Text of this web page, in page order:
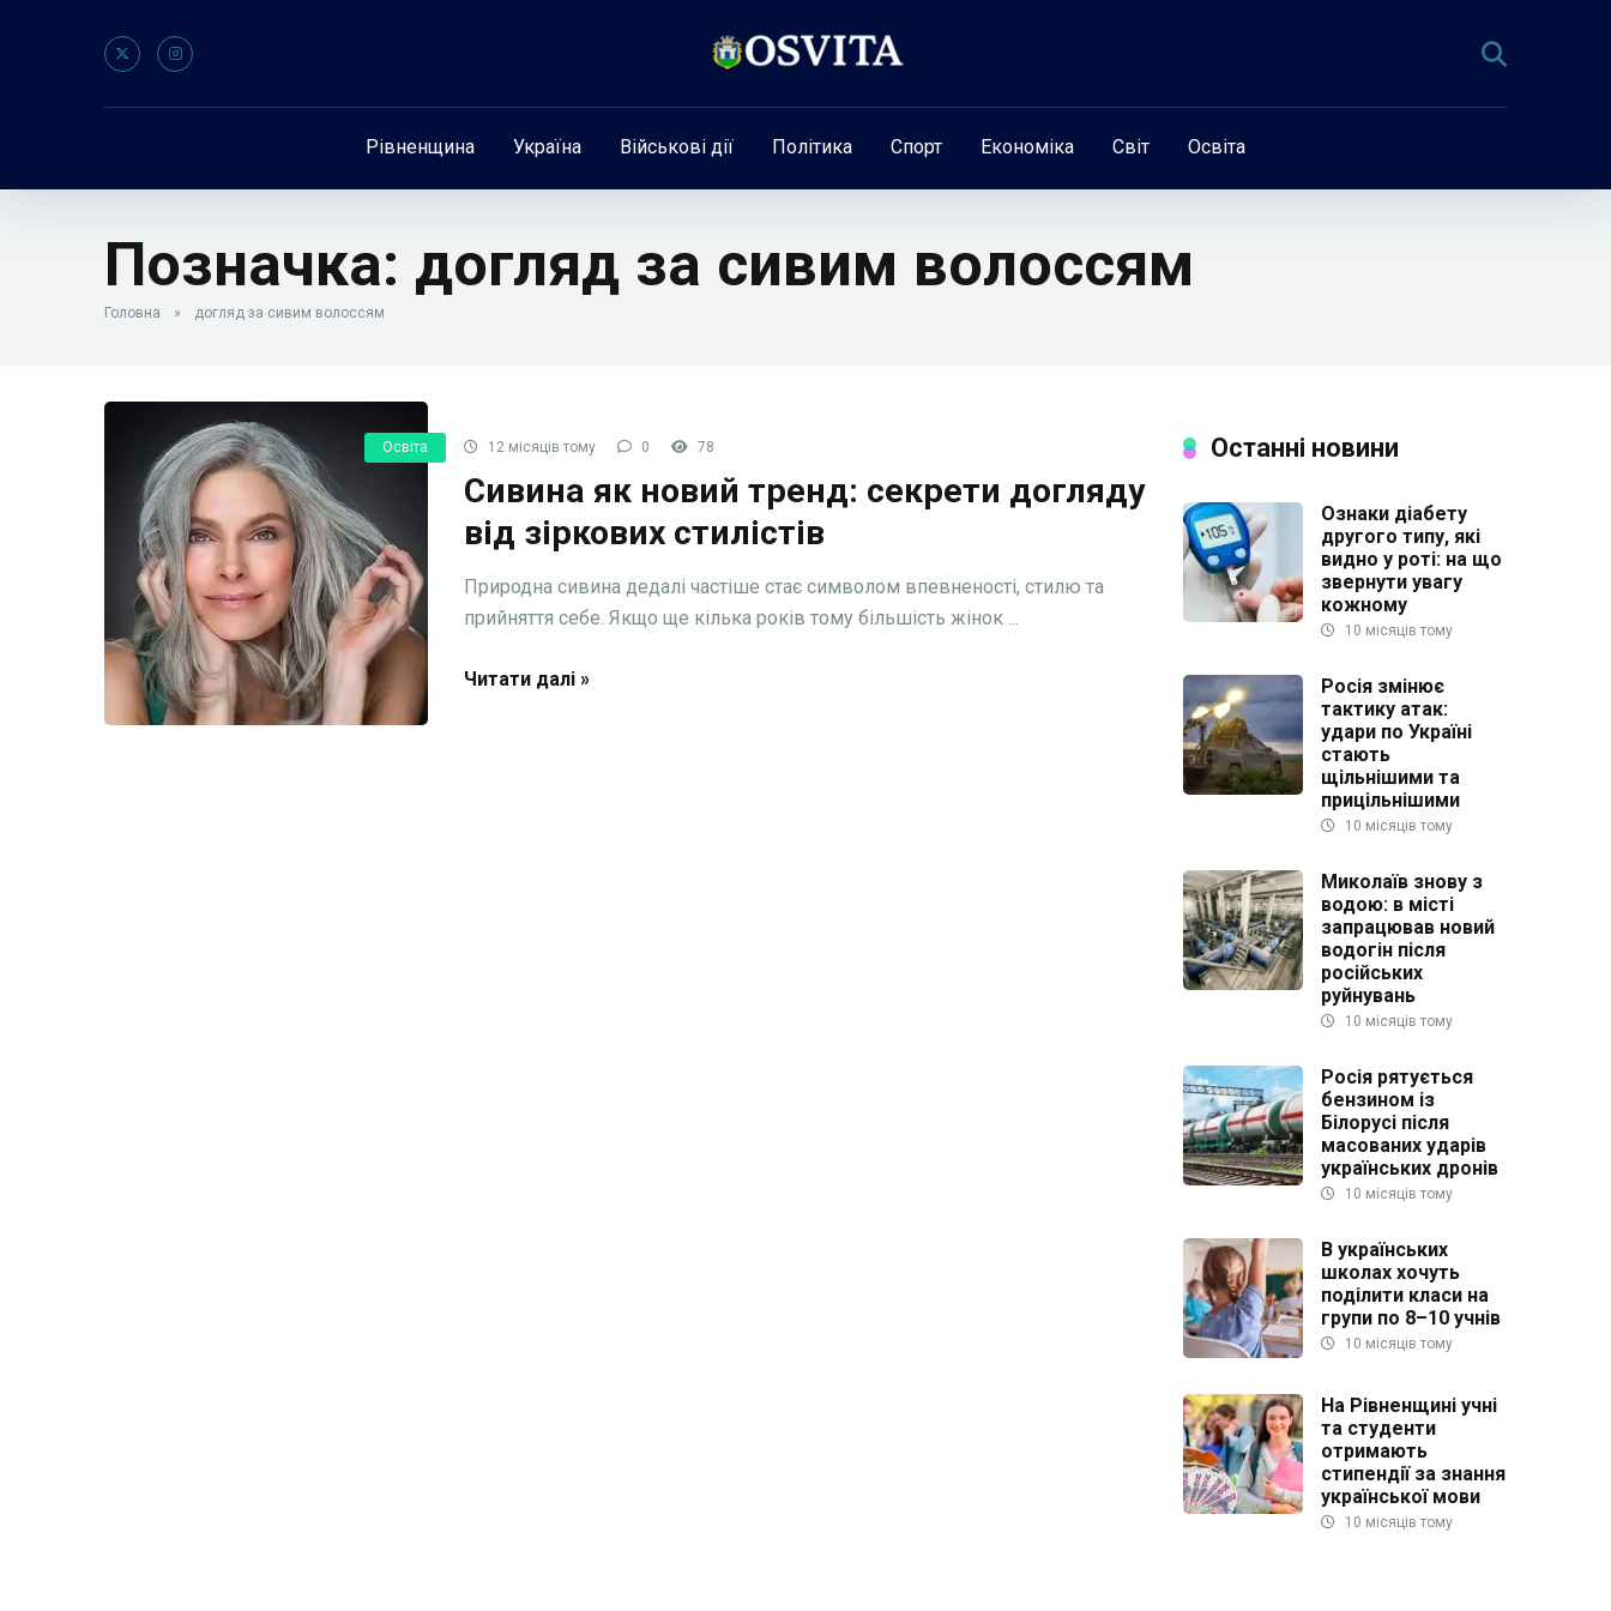
Рівненщина Україна Військові дії Політика Спорт Економіка Світ Освіта
Позначка: догляд за сивим волоссям
Головна » догляд за сивим волоссям
Освіта 12 місяців тому 0 78
Сивина як новий тренд: секрети догляду
від зіркових стилістів
Природна сивина дедалі частіше стає символом впевненості, стилю та
прийняття себе. Якщо ще кілька років тому більшість жінок ...
Читати далі »
Останні новини
Ознаки діабету
другого типу, які
видно у роті: на що
звернути увагу
кожному
10 місяців тому
Росія змінює
тактику атак:
удари по Україні
стають
щільнішими та
прицільнішими
10 місяців тому
Миколаїв знову з
водою: в місті
запрацював новий
водогін після
російських
руйнувань
10 місяців тому
Росія рятується
бензином із
Білорусі після
масованих ударів
українських дронів
10 місяців тому
В українських
школах хочуть
поділити класи на
групи по 8–10 учнів
10 місяців тому
На Рівненщині учні
та студенти
отримають
стипендії за знання
української мови
10 місяців тому